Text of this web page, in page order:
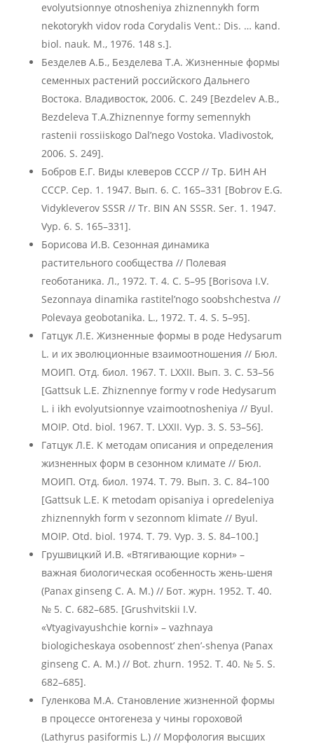
evolyutsionnye otnosheniya zhiznennykh form
nekotorykh vidov roda Corydalis Vent.: Dis. … kand.
biol. nauk. M., 1976. 148 s.].
Безделев А.Б., Безделева Т.А. Жизненные формы
семенных растений российского Дальнего
Востока. Владивосток, 2006. С. 249 [Bezdelev A.B.,
Bezdeleva T.A.Zhiznennye formy semennykh
rastenii rossiiskogo Dal’nego Vostoka. Vladivostok,
2006. S. 249].
Бобров Е.Г. Виды клеверов СССР // Тр. БИН АН
СССР. Сер. 1. 1947. Вып. 6. С. 165–331 [Bobrov E.G.
Vidykleverov SSSR // Tr. BIN AN SSSR. Ser. 1. 1947.
Vyp. 6. S. 165–331].
Борисова И.В. Сезонная динамика
растительного сообщества // Полевая
геоботаника. Л., 1972. Т. 4. С. 5–95 [Borisova I.V.
Sezonnaya dinamika rastitel’nogo soobshchestva //
Polevaya geobotanika. L., 1972. T. 4. S. 5–95].
Гатцук Л.Е. Жизненные формы в роде Hedysarum
L. и их эволюционные взаимоотношения // Бюл.
МОИП. Отд. биол. 1967. T. LXXII. Вып. 3. С. 53–56
[Gattsuk L.E. Zhiznennye formy v rode Hedysarum
L. i ikh evolyutsionnye vzaimootnosheniya // Byul.
MOIP. Оtd. biol. 1967. Т. LXXII. Vyp. 3. S. 53–56].
Гатцук Л.Е. К методам описания и определения
жизненных форм в сезонном климате // Бюл.
МОИП. Отд. биол. 1974. Т. 79. Вып. 3. С. 84–100
[Gattsuk L.E. K metodam opisaniya i opredeleniya
zhiznennykh form v sezonnom klimate // Byul.
MOIP. Otd. biol. 1974. T. 79. Vyp. 3. S. 84–100.]
Грушвицкий И.В. «Втягивающие корни» –
важная биологическая особенность жень-шеня
(Panax ginseng C. A. M.) // Бот. журн. 1952. Т. 40.
№ 5. С. 682–685. [Grushvitskii I.V.
«Vtyagivayushchie korni» – vazhnaya
biologicheskaya osobennost’ zhen’-shenya (Panax
ginseng C. A. M.) // Bot. zhurn. 1952. T. 40. № 5. S.
682–685].
Гуленкова М.А. Становление жизненной формы
в процессе онтогенеза у чины гороховой
(Lathyrus pasiformis L.) // Морфология высших